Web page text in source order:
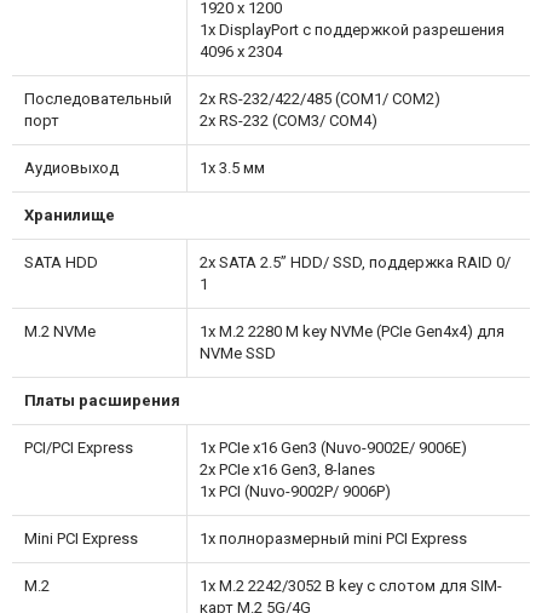
1920 x 1200
1x DisplayPort с поддержкой разрешения
4096 x 2304
Последовательный
порт
2x RS-232/422/485 (COM1/ COM2)
2x RS-232 (COM3/ COM4)
Аудиовыход 1x 3.5 мм
Хранилище
SATA HDD
2x SATA 2.5” HDD/ SSD, поддержка RAID 0/
1
M.2 NVMe
1x M.2 2280 M key NVMe (PCIe Gen4x4) для
NVMe SSD
Платы расширения
PCI/PCI Express
1x PCIe x16 Gen3 (Nuvo-9002E/ 9006E)
2x PCIe x16 Gen3, 8-lanes
1x PCI (Nuvo-9002P/ 9006P)
Mini PCI Express 1x полноразмерный mini PCI Express
M.2
1x M.2 2242/3052 B key с слотом для SIM-
карт M.2 5G/4G